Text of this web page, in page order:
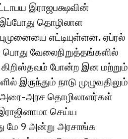
இராஜபக்ஷவின்
இப்போது தொழிலாள
எட்டியுள்ளன. ஏப்ரல்
பொது வேலைநிறுத்தங்களில்
போன்ற இன மற்றும்
இருந்தும் நாடு முழுவதிலும்
அரை-அரச தொழிலாளர்கள்
செய்ய
மே 9 அன்று அரசாங்க